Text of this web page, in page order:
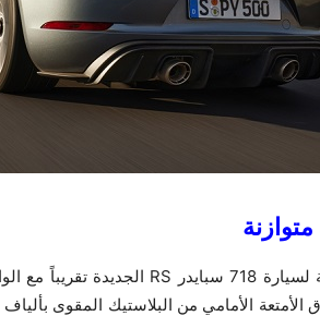
الأمامي من البلاستيك المقوى